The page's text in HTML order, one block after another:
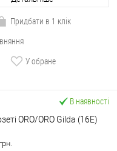
Придбати в 1 клік
У обране
В наявності
ORO/ORO Gilda (16E)
грн.